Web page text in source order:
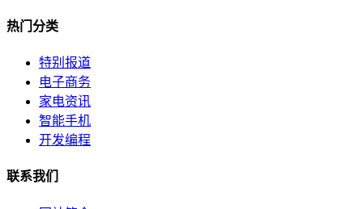
热门分类
特别报道
电子商务
家电资讯
智能手机
开发编程
联系我们